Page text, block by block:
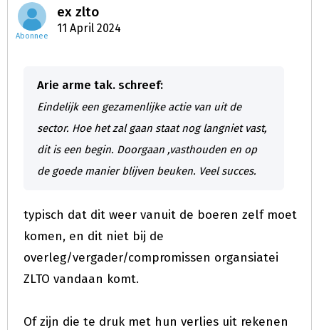
Abonnee
ex zlto
11 April 2024
Arie arme tak. schreef:
Eindelijk een gezamenlijke actie van uit de
sector. Hoe het zal gaan staat nog langniet vast,
dit is een begin. Doorgaan ,vasthouden en op
de goede manier blijven beuken. Veel succes.
typisch dat dit weer vanuit de boeren zelf moet
komen, en dit niet bij de
overleg/vergader/compromissen organsiatei
ZLTO vandaan komt.
Of zijn die te druk met hun verlies uit rekenen